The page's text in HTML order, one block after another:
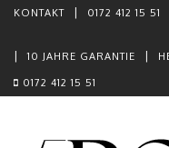
KONTAKT
0172 412 15 51
10 JAHRE GARANTIE
0172 412 15 51